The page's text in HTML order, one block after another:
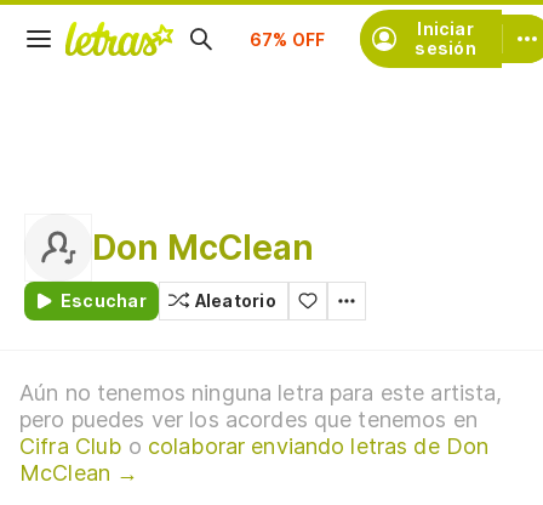
Iniciar
sesión
Suscríbete
Don McClean
Escuchar Aleatorio
Aún no tenemos ninguna letra para este artista,
pero puedes ver los acordes que tenemos en
Cifra Club o colaborar enviando letras de Don
McClean →